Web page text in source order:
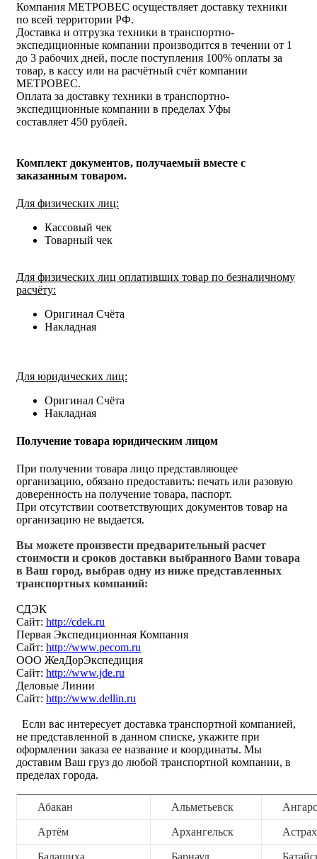
Компания МЕТРОВЕС осуществляет доставку техники
по всей территории РФ.
Доставка и отгрузка техники в транспортно-
экспедиционные компании производится в течении от 1
до 3 рабочих дней, после поступления 100% оплаты за
товар, в кассу или на расчётный счёт компании
МЕТРОВЕС.
Оплата за доставку техники в транспортно-
экспедиционные компании в пределах Уфы
составляет 450 рублей.
Комплект документов, получаемый вместе с
заказанным товаром.
Для физических лиц:
Кассовый чек
Товарный чек
Для физических лиц оплативших товар по безналичному
расчёту:
Оригинал Счёта
Накладная
Для юридических лиц:
Оригинал Счёта
Накладная
Получение товара юридическим лицом
При получении товара лицо представляющее
организацию, обязано предоставить: печать или разовую
доверенность на получение товара, паспорт.
При отсутствии соответствующих документов товар на
организацию не выдается.
Вы можете произвести предварительный расчет
стоимости и сроков доставки выбранного Вами товара
в Ваш город, выбрав одну из ниже представленных
транспортных компаний:
СДЭК
Сайт: http://cdek.ru
Первая Экспедиционная Компания
Сайт: http://www.pecom.ru
ООО ЖелДорЭкспедиция
Сайт: http://www.jde.ru
Деловые Линии
Сайт: http://www.dellin.ru
Если вас интересует доставка транспортной компанией,
не представленной в данном списке, укажите при
оформлении заказа ее название и координаты. Мы
доставим Ваш груз до любой транспортной компании, в
пределах города.
Абакан Альметьевск
Артём Архангельск